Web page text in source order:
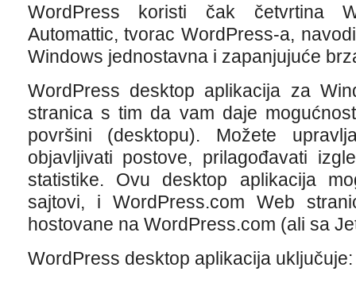
WordPress koristi čak četvrtina
Automattic, tvorac WordPress-a,
Windows jednostavna i zapanjujuće
WordPress desktop aplikacija za
stranica s tim da vam daje
površini (desktopu). Možete
objavljivati postove, prilagođavati
statistike. Ovu desktop aplikacija
sajtovi, i WordPress.com Web
hostovane na WordPress.com (ali sa
WordPress desktop aplikacija uključuje: